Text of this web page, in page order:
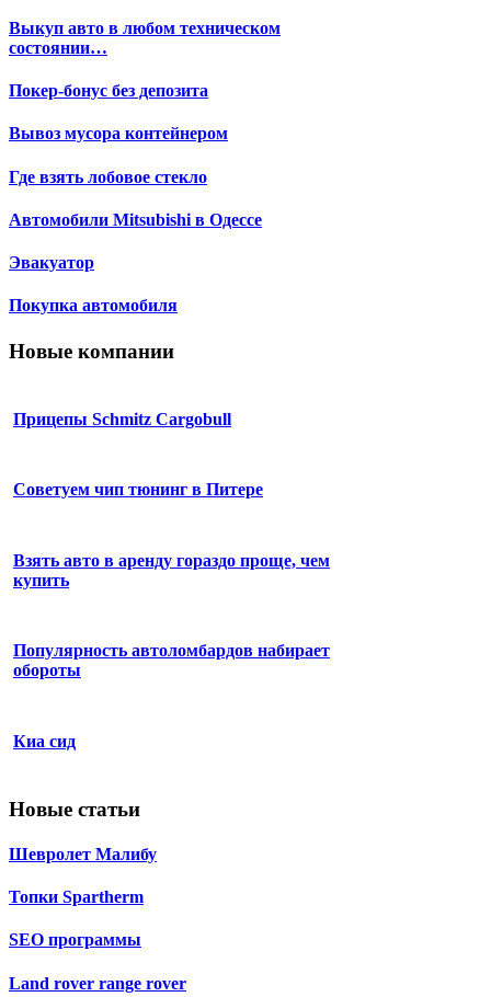
Выкуп авто в любом техническом
состоянии…
Покер-бонус без депозита
Вывоз мусора контейнером
Где взять лобовое стекло
Автомобили Mitsubishi в Одессе
Эвакуатор
Покупка автомобиля
Новые компании
Прицепы Schmitz Cargobull
Советуем чип тюнинг в Питере
Взять авто в аренду гораздо проще, чем
купить
Популярность автоломбардов набирает
обороты
Киа сид
Новые статьи
Шевролет Малибу
Топки Spartherm
SEO программы
Land rover range rover